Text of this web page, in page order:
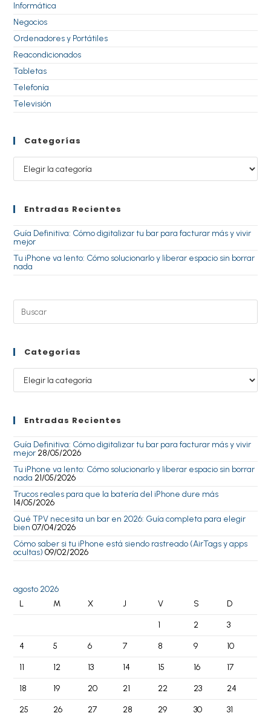
Informática
Negocios
Ordenadores y Portátiles
Reacondicionados
Tabletas
Telefonía
Televisión
Categorías
Entradas Recientes
Guía Definitiva: Cómo digitalizar tu bar para facturar más y vivir
mejor
Tu iPhone va lento: Cómo solucionarlo y liberar espacio sin borrar
nada
Categorías
Entradas Recientes
Guía Definitiva: Cómo digitalizar tu bar para facturar más y vivir
mejor 28/05/2026
Tu iPhone va lento: Cómo solucionarlo y liberar espacio sin borrar
nada 21/05/2026
Trucos reales para que la batería del iPhone dure más
14/05/2026
Qué TPV necesita un bar en 2026: Guía completa para elegir
bien 07/04/2026
Cómo saber si tu iPhone está siendo rastreado (AirTags y apps
ocultas) 09/02/2026
agosto 2026
L
M X J V S D
1 2 3
4 5 6 7 8 9 10
11 12 13 14 15 16 17
18 19 20 21 22 23 24
25 26 27 28 29 30 31